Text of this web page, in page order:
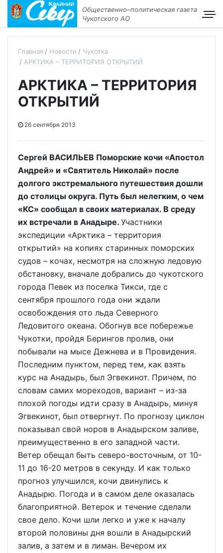
Общественно–политическая газета
Чукотского АО
Главная Новости
Чукотка
АРКТИКА – ТЕРРИТОРИЯ ОТКРЫТИЙ
АРКТИКА – ТЕРРИТОРИЯ
ОТКРЫТИЙ
26 сентября 2013
Сергей ВАСИЛЬЕВ Поморские кочи «Апостол
Андрей» и «Святитель Николай» после
долгого экстремального путешествия дошли
до столицы округа. Путь был нелегким, о чем
«КС» сообщал в своих материалах. В среду
их встречали в Анадыре. Участники
экспедиции «Арктика – территория
открытий» на копиях старинных поморских
судов – кочах, несмотря на сложную ледовую
обстановку, вначале добрались до чукотского
города Певек из поселка Тикси, где с
сентября прошлого года они ждали
освобождения ото льда Северного
Ледовитого океана. Обогнув все побережье
Чукотки, пройдя Берингов пролив, они
побывали на мысе Дежнева и в Провидения.
Последним пунктом, перед тем, как взять
курс на Анадырь, был Эгвекинот. Причем, по
словам самих мореходов, вариант – из-за
плохой погоды идти сразу в Анадырь, минуя
Эгвекинот, был отвергнут. По прогнозу циклон
показывал свой норов в Анадырском заливе,
преимущественно в его западной части.
Ветер обещал быть северо-восточным, от 10-
11 до 16-20 метров в секунду. И как только
прогноз улучшился, кочи двинулись к
Анадырю. Погода и в самом деле оказалась
благоприятной. Ветерок и течение сделали
свое дело. Кочи шли легко и уже к началу
второй половины дня вошли в Анадырский
залив, а затем и в лиман. Вечером их